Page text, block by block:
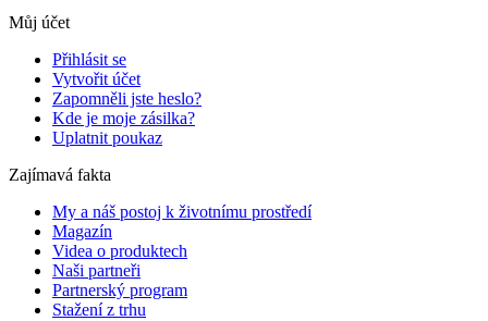
Můj účet
Přihlásit se
Vytvořit účet
Zapomněli jste heslo?
Kde je moje zásilka?
Uplatnit poukaz
Zajímavá fakta
My a náš postoj k životnímu prostředí
Magazín
Videa o produktech
Naši partneři
Partnerský program
Stažení z trhu